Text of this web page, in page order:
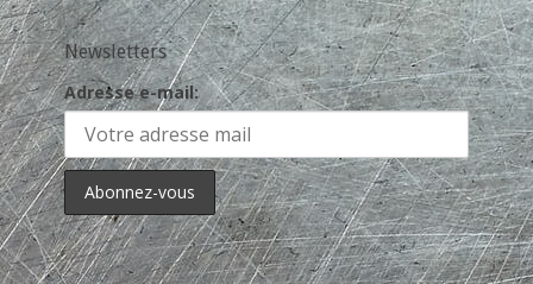
Newsletters
Adresse e-mail: